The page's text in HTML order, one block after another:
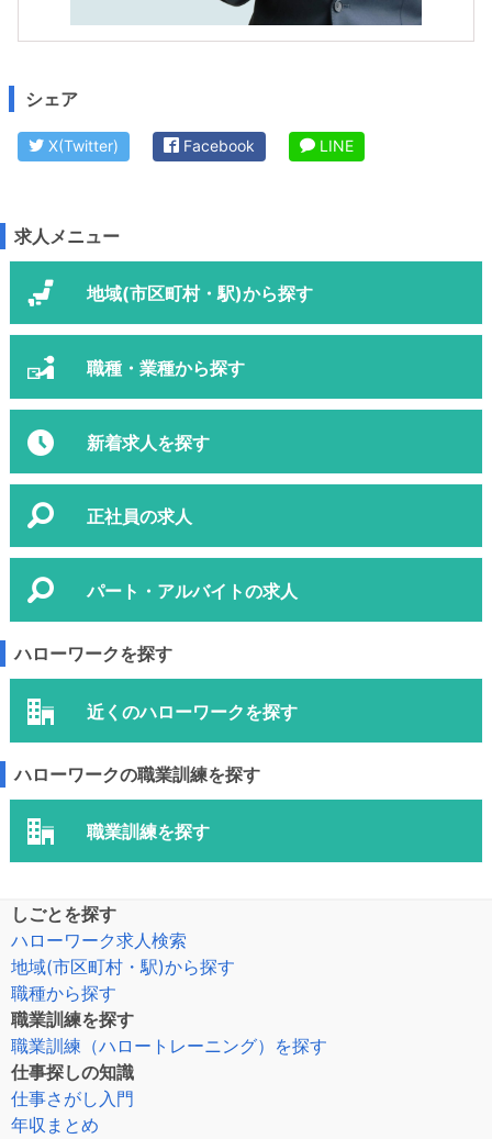
シェア
X(Twitter) Facebook LINE
求人メニュー
地域(市区町村・駅)から探す
職種・業種から探す
新着求人を探す
正社員の求人
パート・アルバイトの求人
ハローワークを探す
近くのハローワークを探す
ハローワークの職業訓練を探す
職業訓練を探す
しごとを探す
ハローワーク求人検索
地域(市区町村・駅)から探す
職種から探す
職業訓練を探す
職業訓練（ハロートレーニング）を探す
仕事探しの知識
仕事さがし入門
年収まとめ